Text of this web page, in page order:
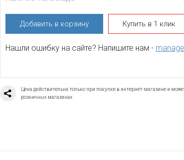
Добавить в корзину Купить в 1 клик
Нашли ошибку на сайте? Напишите нам -
Цена действительна только при покупке в интернет-магазине и
розничных магазинах